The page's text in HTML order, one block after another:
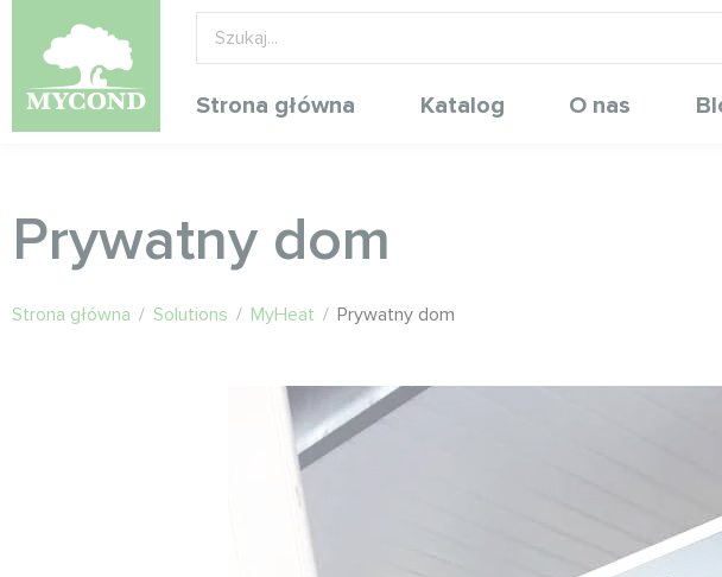
Strona główna Katalog O nas
Prywatny dom
Strona główna / Solutions / MyHeat / Prywatny dom